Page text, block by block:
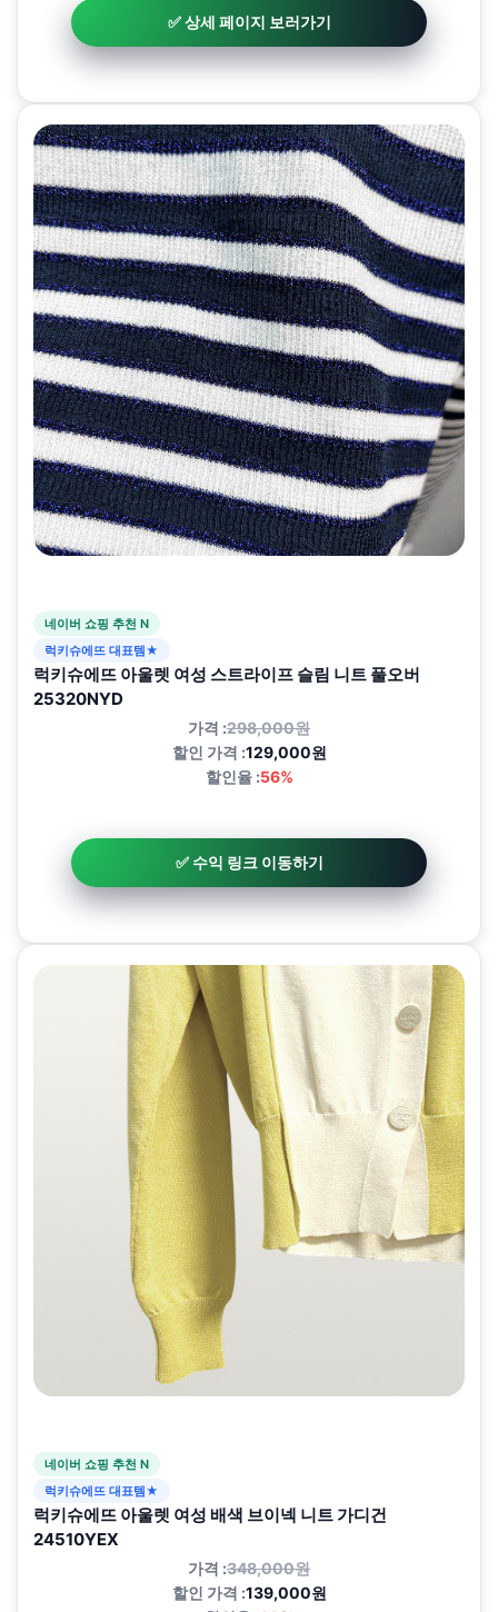
✅ 상세 페이지 보러가기
네이버 쇼핑 추천 N
럭키슈에뜨 대표템★
럭키슈에뜨 아울렛 여성 스트라이프 슬림 니트 풀오버
25320NYD
가격 :298,000원
할인 가격 :129,000원
할인율 :56%
✅ 수익 링크 이동하기
네이버 쇼핑 추천 N
럭키슈에뜨 대표템★
럭키슈에뜨 아울렛 여성 배색 브이넥 니트 가디건
24510YEX
가격 :348,000원
할인 가격 :139,000원